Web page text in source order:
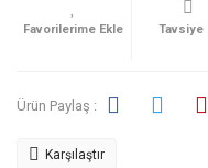
Tavsiye
Ürün Paylaş :
Karşılaştır